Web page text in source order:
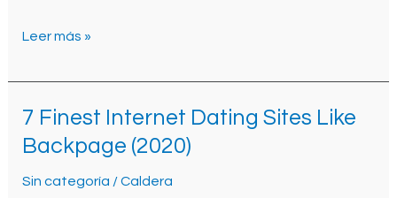
Leer más »
7 Finest Internet Dating Sites Like
Backpage (2020)
Sin categoría /Caldera
7
Finest